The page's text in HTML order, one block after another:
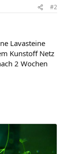
#2
Lavasteine
Kunstoff Netz
2 Wochen